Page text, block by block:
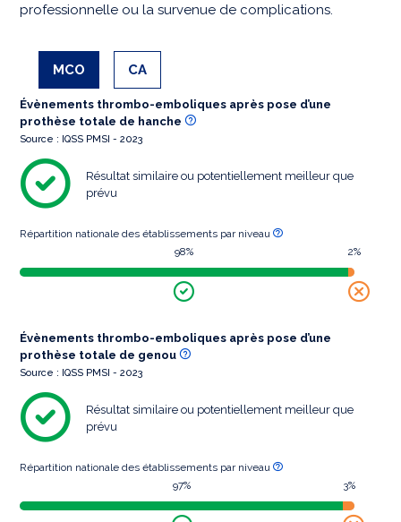
professionnelle ou la survenue de complications.
MCO CA
Évènements thrombo-emboliques après pose d’une
prothèse totale de hanche
Source : IQSS PMSI - 2023
Résultat similaire ou potentiellement meilleur que
prévu
Répartition nationale des établissements par niveau
98%
2%
Évènements thrombo-emboliques après pose d’une
prothèse totale de genou
Source : IQSS PMSI - 2023
Résultat similaire ou potentiellement meilleur que
prévu
Répartition nationale des établissements par niveau
97%
3%